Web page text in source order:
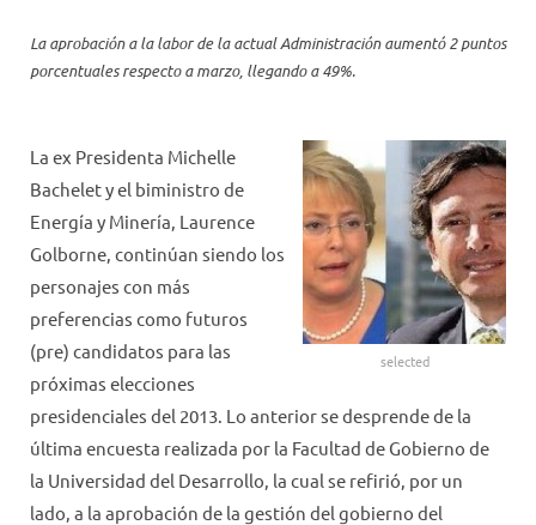
La aprobación a la labor de la actual Administración aumentó 2 puntos
porcentuales respecto a marzo, llegando a 49%.
selected
La ex Presidenta Michelle
Bachelet y el biministro de
Energía y Minería, Laurence
Golborne, continúan siendo los
personajes con más
preferencias como futuros
(pre) candidatos para las
próximas elecciones
presidenciales del 2013. Lo anterior se desprende de la
última encuesta realizada por la Facultad de Gobierno de
la Universidad del Desarrollo, la cual se refirió, por un
lado, a la aprobación de la gestión del gobierno del